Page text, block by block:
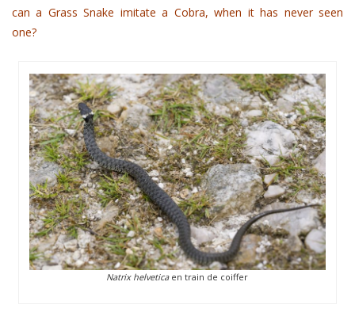
can a Grass Snake imitate a Cobra, when it has never seen
one?
Natrix helveticaen train de coiffer